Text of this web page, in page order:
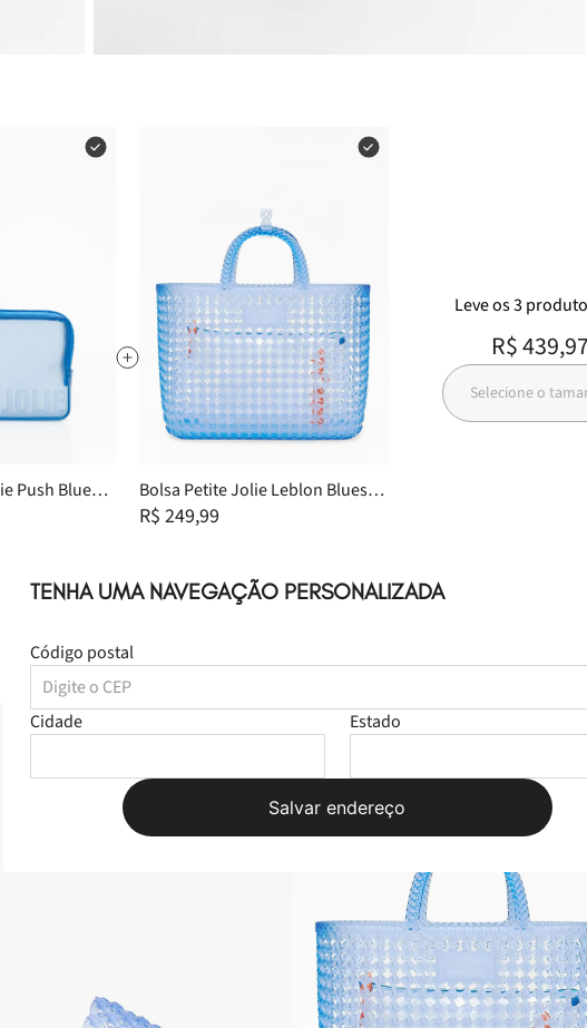
TENHA UMA NAVEGAÇÃO PERSONALIZADA
Código postal
Push Blues
Bolsa Petite Jolie Leblon Blues
Translúcido PJ11421
R$ 249,99
Leveos3
R$ 439,97
Selecione o